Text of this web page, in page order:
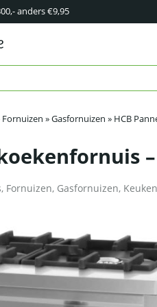
anders €9,95
Fornuizen »Gasfornuizen » HCB
, Fornuizen, Gasfornuizen,